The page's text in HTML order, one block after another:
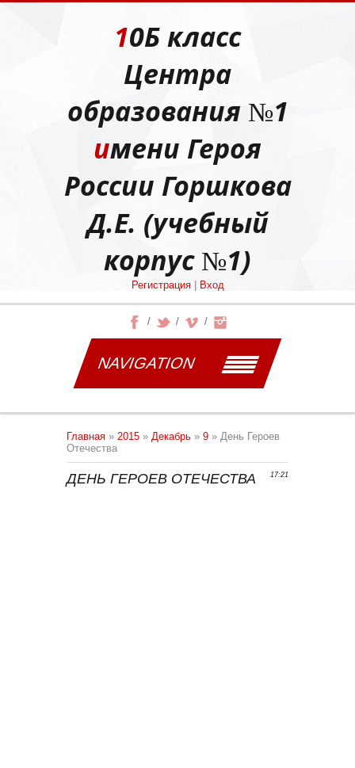
10Б класс
Центра
образования №1
имени Героя
России Горшкова
Д.Е. (учебный
корпус №1)
Регистрация| Вход
NAVIGATION
Главная » 2015 » Декабрь » 9 » День Героев
Отечества
17:21
ДЕНЬ ГЕРОЕВ ОТЕЧЕСТВА